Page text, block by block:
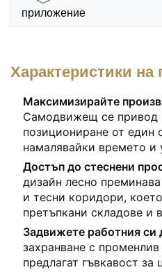
приложение
Характеристики на
Максимизирайте
Самодвижещ се привод
позициониране от един
намалявайки времето и
Достъп до стеснени
дизайн лесно
и тесни коридори,
претъпкани складове и
Задвижете работния си
захранване с
предлагат гъвкавост за